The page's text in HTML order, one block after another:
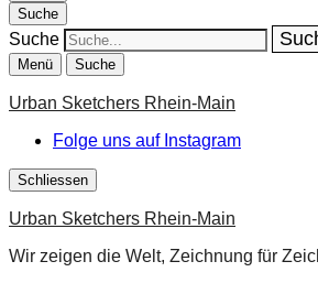
Suche
Suche
Menü Suche
Urban Sketchers Rhein-Main
Folge uns auf Instagram
Schliessen
Urban Sketchers Rhein-Main
Wir zeigen die Welt, Zeichnung für